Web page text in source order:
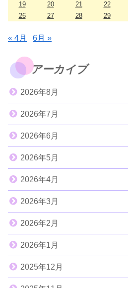
19
20 21 22
26
27 28 29
« 4月 6月 »
アーカイブ
2026年8月
2026年7月
2026年6月
2026年5月
2026年4月
2026年3月
2026年2月
2026年1月
2025年12月